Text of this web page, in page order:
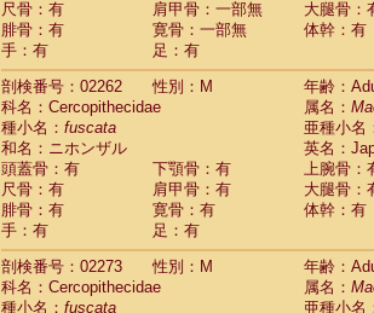
尺骨：有
肩甲骨：一部無
大腿骨：
腓骨：有
寛骨：一部無
体幹：有
手：有
足：有
剖検番号：02262
性別：M
年齢：
科名：Cercopithecidae
属名：
種小名： fuscata
亜種小名
和名：ニホンザル
英名：
頭蓋骨：有
下顎骨：有
上腕骨：
尺骨：有
肩甲骨：有
大腿骨：
腓骨：有
寛骨：有
体幹：有
手：有
足：有
剖検番号：02273
性別：M
年齢：
科名：Cercopithecidae
属名：
種小名： fuscata 亜種小名